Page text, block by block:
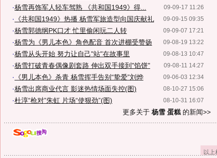
09-09-17 11:26
·杨雪再饰军人轻车驾熟 《共和国1949》得...
09-09-15 09:35
· 《共和国1949》热播 杨雪军旅造型向国庆献礼
09-09-07 17:21
·杨雪郭德纲PK口才 忙里偷闲玩二人转
09-08-19 13:22
·杨雪为《男儿本色》角色配音 首次进棚受赞扬
09-08-13 10:47
·杨雪从头开始 努力让自己"站"在故事里
09-08-11 14:27
·杨雪打破青春偶像剧套路 伸出双手接到"馅饼"
09-06-03 12:34
· 《男儿本色》杀青 杨雪挥手告别“挚爱”刘烨
08-10-27 15:06
·杨雪出席商业代言 影迷热情场面失控(图)
08-10-31 16:07
·杜淳“枪对”朱虹 片场“使狠劲”(图)
更多关于 杨雪 蛋糕 的新闻>>
以